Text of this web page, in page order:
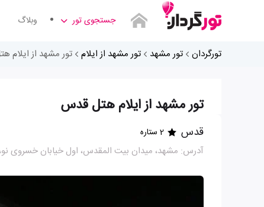
جستجوی تور وبلاگ
تورگردان تور مشهد تور مشهد از ایلام تور مشهد از ایلام
تور مشهد از ایلام هتل قدس
قدس 2 ستاره
آدرس: مشهد، میدان بیت المقدس، اول خیابان خسروی